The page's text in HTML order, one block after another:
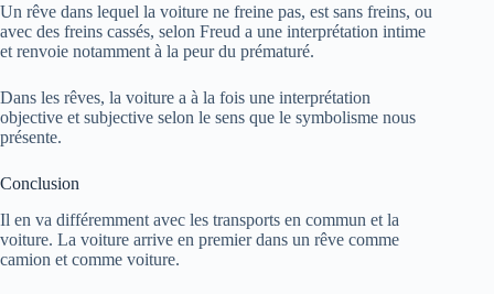
Un rêve dans lequel la voiture ne freine pas, est sans freins, ou
avec des freins cassés, selon Freud a une interprétation intime
et renvoie notamment à la peur du prématuré.
Dans les rêves, la voiture a à la fois une interprétation
objective et subjective selon le sens que le symbolisme nous
présente.
Conclusion
Il en va différemment avec les transports en commun et la
voiture. La voiture arrive en premier dans un rêve comme
camion et comme voiture.